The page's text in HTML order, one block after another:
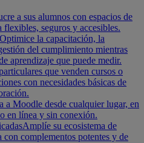
a sus alumnos con espacios de
flexibles, seguros y accesibles.
Optimice la capacitación, la
del cumplimiento mientras
aprendizaje que puede medir.
que venden cursos o
con necesidades básicas de
a Moodle desde cualquier lugar, en
en línea y sin conexión.
Amplíe su ecosistema de
con complementos potentes y de